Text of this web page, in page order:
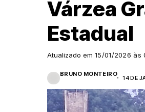
Várzea
Estadual
Atualizado em 15/01/2026 às
BRUNO MONTEIRO
14 DE